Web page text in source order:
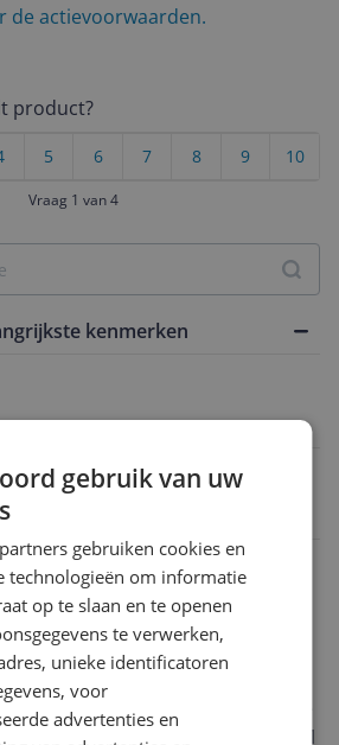
kenmerken
de perfecte optie om ruimte te
Vaak neemt een kassa veel
Met de kassalade rails van
in een paar eenvoudige
worden bevestigd. Wij
in twee modellen. Eén voor onze
grootte en één versie voor de 41
de actievoorwaarden.
product?
10
9
8
7
6
5
Vraag 1 van 4
gebruik van uw
gebruiken cookies en
technologieën om informatie
op te slaan en te openen
te verwerken,
unieke identificatoren
voor
advertenties en